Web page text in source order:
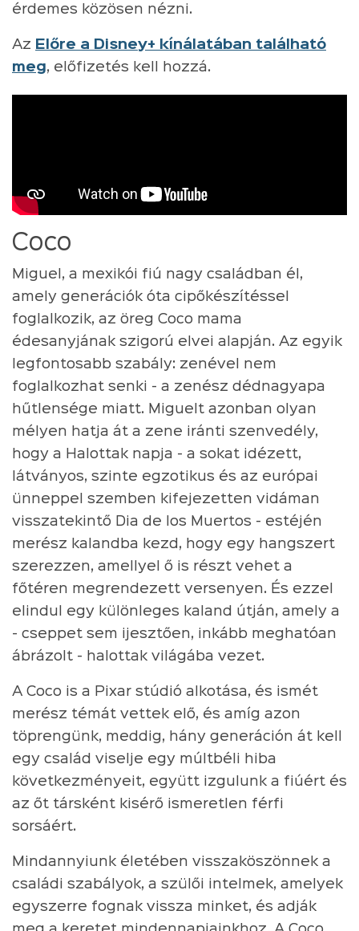
érdemes közösen nézni.
Az Előre a Disney+ kínálatában található
meg, előfizetés kell hozzá.
Coco
Miguel, a mexikói fiú nagy családban él,
amely generációk óta cipőkészítéssel
foglalkozik, az öreg Coco mama
édesanyjának szigorú elvei alapján. Az egyik
legfontosabb szabály: zenével nem
foglalkozhat senki - a zenész dédnagyapa
hűtlensége miatt. Miguelt azonban olyan
mélyen hatja át a zene iránti szenvedély,
hogy a Halottak napja - a sokat idézett,
látványos, szinte egzotikus és az európai
ünneppel szemben kifejezetten vidáman
visszatekintő Dia de los Muertos - estéjén
merész kalandba kezd, hogy egy hangszert
szerezzen, amellyel ő is részt vehet a
főtéren megrendezett versenyen. És ezzel
elindul egy különleges kaland útján, amely a
- cseppet sem ijesztően, inkább meghatóan
ábrázolt - halottak világába vezet.
A Coco is a Pixar stúdió alkotása, és ismét
merész témát vettek elő, és amíg azon
töprengünk, meddig, hány generáción át kell
egy család viselje egy múltbéli hiba
következményeit, együtt izgulunk a fiúért és
az őt társként kisérő ismeretlen férfi
sorsáért.
Mindannyiunk életében visszaköszönnek a
családi szabályok, a szülői intelmek, amelyek
egyszerre fognak vissza minket, és adják